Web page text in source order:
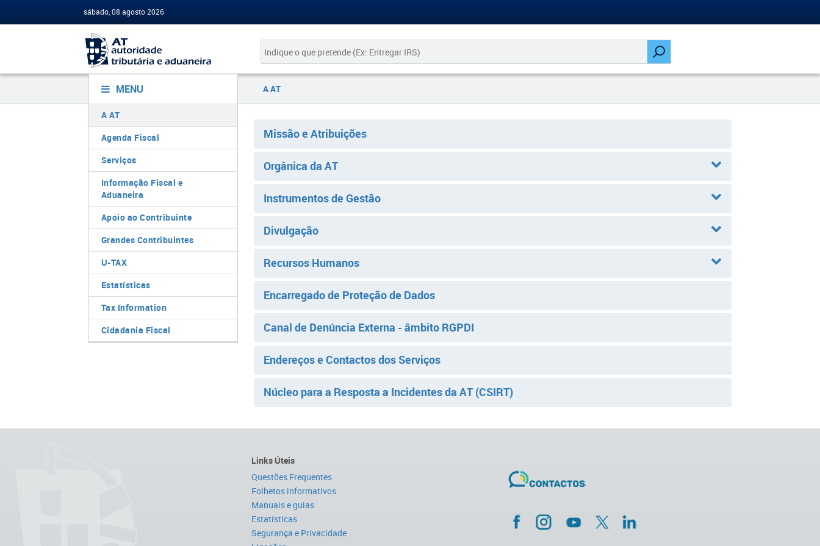
sábado, 08 agosto 2026
MENU
A AT
Agenda Fiscal
Serviços
Informação Fiscal e
Aduaneira
Apoio ao Contribuinte
Grandes Contribuintes
U-TAX
Estatísticas
Tax Information
Cidadania Fiscal
A AT
Missão e Atribuições
Orgânica da AT
Instrumentos de Gestão
Divulgação
Recursos Humanos
Encarregado de Proteção de Dados
Canal de Denúncia Externa - âmbito RGPDI
Endereços e Contactos dos Serviços
Núcleo para a Resposta a Incidentes da AT (CSIRT)
Links Úteis
Questões Frequentes
Folhetos informativos
Manuais e guias
Estatísticas
Segurança e Privacidade